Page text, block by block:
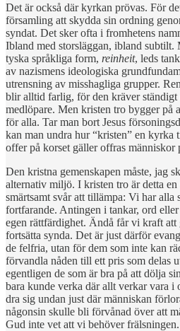
Det är också där kyrkan prövas. För
församling att skydda sin ordning
syndat. Det sker ofta i fromhetens
Ibland med storsläggan, ibland subtilt.
tyska språkliga form, reinheit, leds
av nazismens ideologiska
utrensning av misshagliga grupper.
blir alltid farlig, för den kräver
medlöpare. Men kristen tro bygger på
för alla. Tar man bort Jesus
kan man undra hur “kristen” en
offer på korset gäller offras människor
Den kristna gemenskapen måste, jag
alternativ miljö. I kristen tro är detta
smärtsamt svår att tillämpa: Vi har
fortfarande. Antingen i tankar, ord
egen rättfärdighet. Ändå får vi kraft
fortsätta synda. Det är just därför
de felfria, utan för dem som inte kan
förvandla nåden till ett pris som delas
egentligen de som är bra på att dölja
bara kunde verka där allt verkar vara
dra sig undan just där människan
någonsin skulle bli förvånad över att
Gud inte vet att vi behöver